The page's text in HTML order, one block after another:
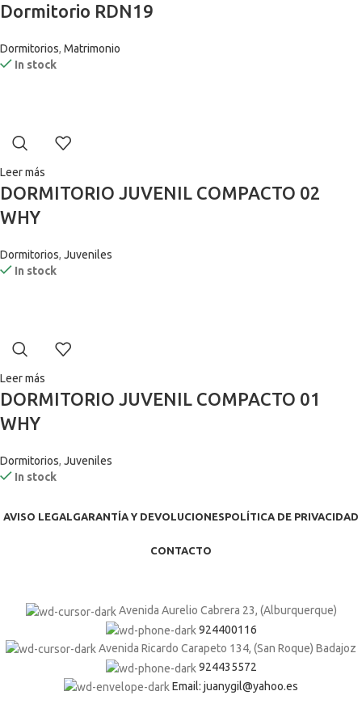
Dormitorio RDN19
Dormitorios, Matrimonio
In stock
Leer más
DORMITORIO JUVENIL COMPACTO 02
WHY
Dormitorios, Juveniles
In stock
Leer más
DORMITORIO JUVENIL COMPACTO 01
WHY
Dormitorios, Juveniles
In stock
AVISO LEGALGARANTÍA Y DEVOLUCIONESPOLÍTICA DE PRIVACIDAD
CONTACTO
Avenida Aurelio Cabrera 23, (Alburquerque)
924400116
Avenida Ricardo Carapeto 134, (San Roque) Badajoz
924435572
Email: juanygil@yahoo.es